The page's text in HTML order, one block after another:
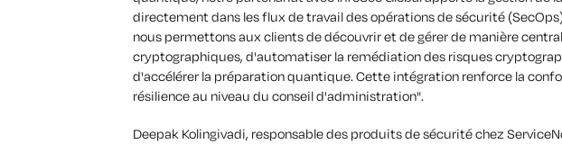
directement dans les flux de travail des opérations de sécurité
nous permettons aux clients de découvrir et de gérer de manière
cryptographiques, d'automatiser la remédiation des risques
d'accélérer la préparation quantique. Cette intégration renforce la
résilience au niveau du conseil d'administration".
Deepak Kolingivadi, responsable des produits de sécurité chez